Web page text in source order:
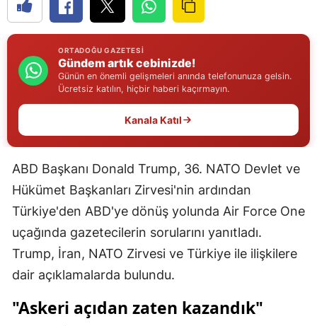
Erzincan
Erzurum
Eskişehir
Gaziantep
Giresun
Hakkari
Hatay
Isparta
Mersin
ORTADOĞU GAZETESI
Gündem artık cebinizde!
Günün en önemli gelişmeleri anında telefonunuza gelsin.
Ücretsiz katılın, hiçbir haberi kaçırmayın.
Kanala Katıl
ABD Başkanı Donald Trump, 36. NATO Devlet ve
Hükümet Başkanları Zirvesi'nin ardından
Türkiye'den ABD'ye dönüş yolunda Air Force One
uçağında gazetecilerin sorularını yanıtladı.
Trump, İran, NATO Zirvesi ve Türkiye ile ilişkilere
dair açıklamalarda bulundu.
"Askeri açıdan zaten kazandık"